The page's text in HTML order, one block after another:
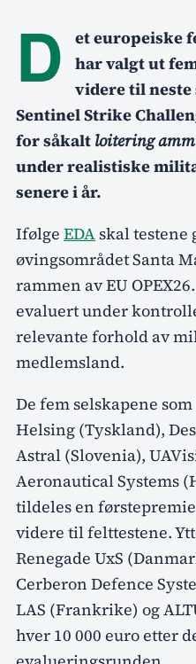
D
et europeiske
har valgt ut
videre til
Sentinel Strike
for såkalt loitering
under realistiske
senere i år.
Ifølge EDA skal testene
øvingsområdet Santa
rammen av EU
evaluert under
relevante forhold av
medlemsland.
De fem selskapene
Helsing (Tyskland),
Astral (Slovenia),
Aeronautical Systems
tildeles en førstepremie
videre til felttestene.
Renegade UxS
Cerberon Defence
LAS (Frankrike) og
hver 10 000 euro etter